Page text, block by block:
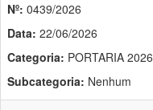
Nº: 0439/2026
Data: 22/06/2026
Categoria: PORTARIA 2026
Subcategoria: Nenhum